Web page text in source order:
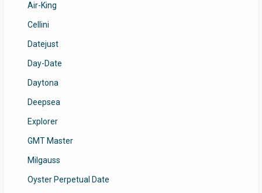
Air-King
Cellini
Datejust
Day-Date
Daytona
Deepsea
Explorer
GMT Master
Milgauss
Oyster Perpetual Date